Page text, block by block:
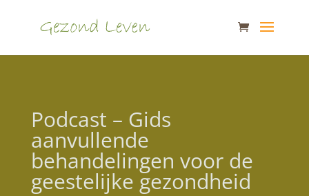
Podcast – Gids
aanvullende
behandelingen voor de
geestelijke gezondheid